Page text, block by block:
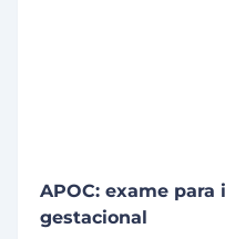
APOC: exame
gestacional